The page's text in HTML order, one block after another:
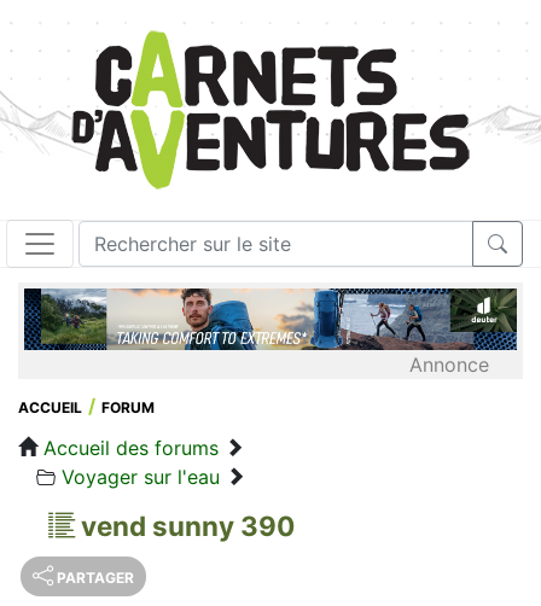
Annonce
ACCUEIL FORUM
Accueil des forums
Voyager sur l'eau
vend sunny 390
PARTAGER